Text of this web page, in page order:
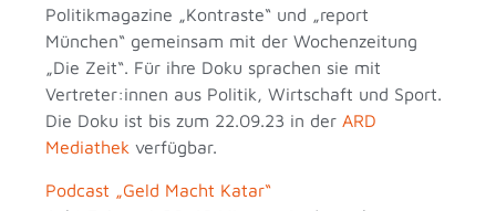
Politikmagazine „Kontraste“ und „report
München“ gemeinsam mit der Wochenzeitung
„Die Zeit“. Für ihre Doku sprachen sie mit
Vertreter:innen aus Politik, Wirtschaft und Sport.
Die Doku ist bis zum 22.09.23 in derARD
Mediathek verfügbar.
Podcast „Geld Macht Katar“